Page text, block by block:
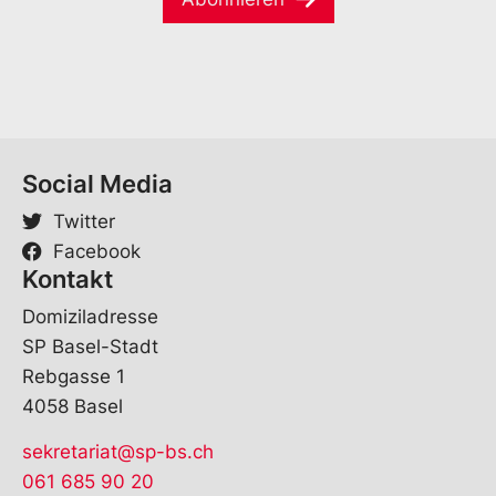
Social Media
Twitter
Facebook
Kontakt
Domiziladresse
SP Basel-Stadt
Rebgasse 1
4058 Basel
sekretariat@sp-bs.ch
061 685 90 20